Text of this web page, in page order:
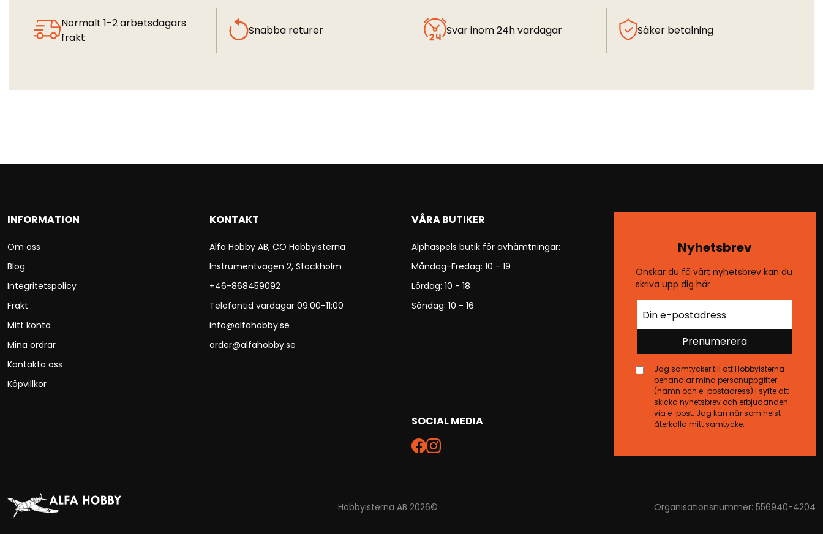
Normalt 1-2 arbetsdagars
frakt
Snabba returer Svar inom 24h vardagar Säker betalning
INFORMATION
Om oss
Blog
Integritetspolicy
Frakt
Mitt konto
Mina ordrar
Kontakta oss
Köpvillkor
KONTAKT
Alfa Hobby AB, CO Hobbyisterna
Instrumentvägen 2, Stockholm
+46-868459092
Telefontid vardagar 09:00-11:00
info@alfahobby.se
order@alfahobby.se
VÅRA BUTIKER
Alphaspels butik för avhämtningar:
Måndag-Fredag: 10 - 19
Lördag: 10 - 18
Söndag: 10 - 16
SOCIAL MEDIA
Nyhetsbrev
Önskar du få vårt nyhetsbrev kan du
skriva upp dig här
Prenumerera
Jag samtycker till att Hobbyisterna
behandlar mina personuppgifter
(namn och e-postadress) i syfte att
skicka nyhetsbrev och erbjudanden
via e-post. Jag kan när som helst
återkalla mitt samtycke.
Hobbyisterna AB 2026© Organisationsnummer: 556940-4204